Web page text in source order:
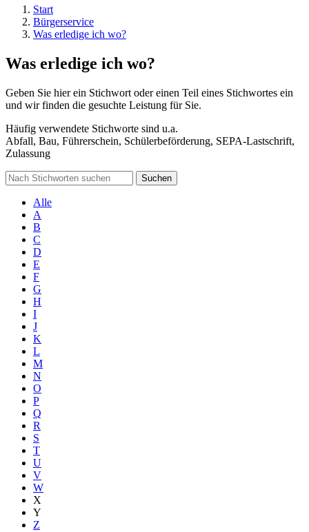
Start
Bürgerservice
Was erledige ich wo?
Was erledige ich wo?
Geben Sie hier ein Stichwort oder einen Teil eines Stichwortes ein
und wir finden die gesuchte Leistung für Sie.
Häufig verwendete Stichworte sind u.a.
Abfall, Bau, Führerschein, Schülerbeförderung, SEPA-Lastschrift,
Zulassung
Suchen
Alle
A
B
C
D
E
F
G
H
I
J
K
L
M
N
O
P
Q
R
S
T
U
V
W
X
Y
Z